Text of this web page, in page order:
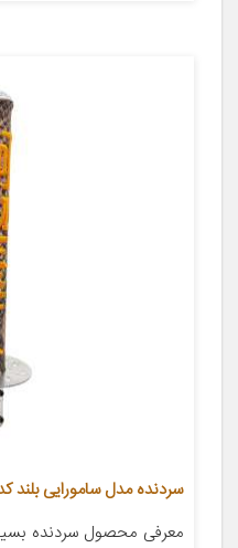
سردنده مدل سامورایی بلند کد
معرفی محصول سردنده